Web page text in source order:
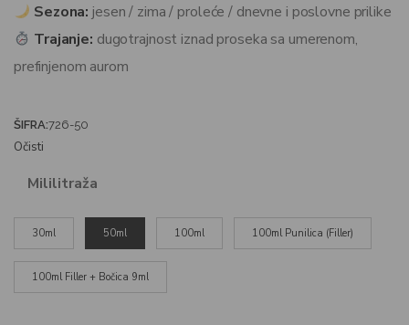
Sezona: jesen / zima / proleće / dnevne i poslovne prilike
Trajanje: dugotrajnost iznad proseka sa umerenom,
prefinjenom aurom
ŠIFRA:726-50
Mililitraža
30ml 50ml 100ml 100ml Punilica (Filler)
100ml Filler + Bočica 9ml
Očisti